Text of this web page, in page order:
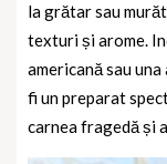
la grătar sau
texturi și arome.
americană sau
fi un preparat
carnea fragedă și